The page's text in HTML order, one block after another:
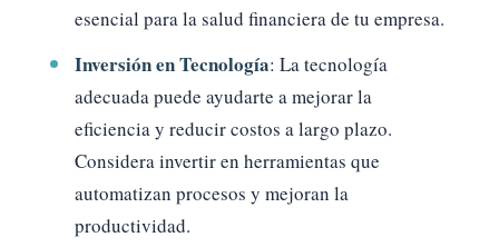
esencial para la salud financiera de tu empresa.
Inversión en Tecnología: La tecnología
adecuada puede ayudarte a mejorar la
eficiencia y reducir costos a largo plazo.
Considera invertir en herramientas que
automatizan procesos y mejoran la
productividad.